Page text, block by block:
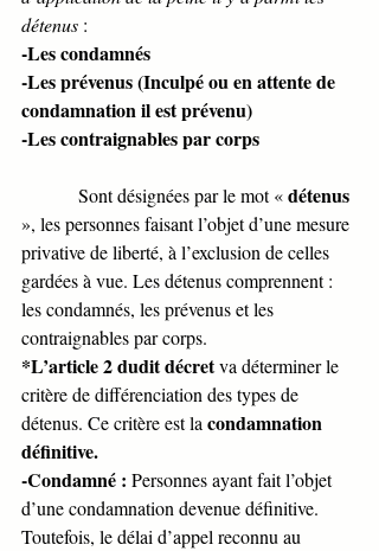
détenus :
-Les condamnés
-Les prévenus (Inculpé ou en attente de
condamnation il est prévenu)
-Les contraignables par corps
            Sont désignées par le mot «
détenus
», les personnes faisant l’objet d’une mesure
privative de liberté, à l’exclusion de celles
gardées à vue. Les détenus comprennent :
les condamnés, les prévenus et les
contraignables par corps.
*L’article 2 dudit décret va déterminer le
critère de différenciation des types de
détenus. Ce critère est la condamnation
définitive.
-Condamné : Personnes ayant fait l’objet
d’une condamnation devenue définitive.
Toutefois, le délai d’appel reconnu au